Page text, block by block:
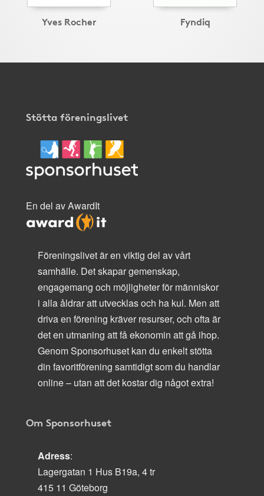
Yves Rocher Fyndiq
Stötta föreningslivet
En del av AwardIt
Föreningslivet är en viktig del av vårt
samhälle. Det skapar gemenskap,
engagemang och möjligheter för människor
i alla åldrar att utvecklas och ha kul. Men att
driva en förening kräver resurser, och ofta är
det en utmaning att få ekonomin att gå ihop.
Genom Sponsorhuset kan du enkelt stötta
din favoritförening samtidigt som du handlar
online – utan att det kostar dig något extra!
Om Sponsorhuset
Adress:
Lagergatan 1 Hus B19a, 4 tr
415 11 Göteborg